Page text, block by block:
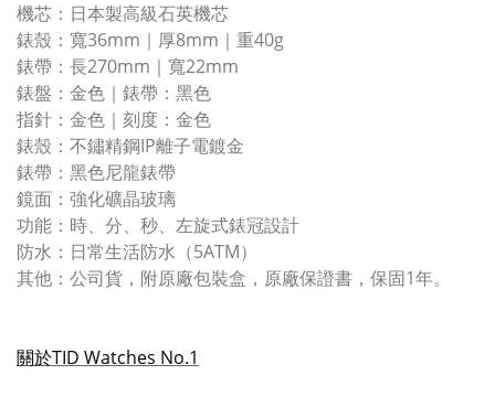
機芯：日本製高級石英機芯
錶殼：寬36mm｜厚8mm｜重40g
錶帶：長270mm｜寬22mm
錶盤：金色｜錶帶：黑色
指針：金色｜刻度：金色
錶殼：不鏽精鋼IP離子電鍍金
錶帶：黑色尼龍錶帶
鏡面：強化礦晶玻璃
功能：時、分、秒、左旋式錶冠設計
防水：日常生活防水（5ATM）
其他：公司貨，附原廠包裝盒，原廠保證書，保固1年。
關於TID Watches No.1